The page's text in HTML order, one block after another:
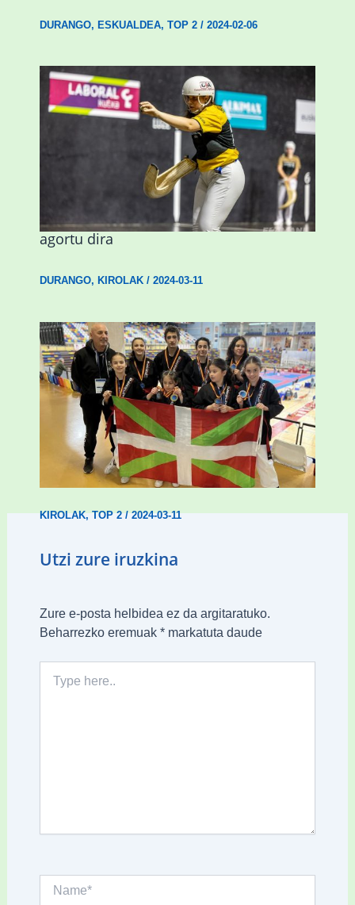
DURANGO, ESKUALDEA, TOP 2/ 2024-02-06
Astelehenean Durangon jokatuko den
emakumezkoen zesta finaleko sarrerak
agortu dira
DURANGO, KIROLAK/ 2024-03-11
Wadokan garaile Espainiako txapelketan
14 dominarekin
KIROLAK,TOP 2/2024-03-11
Utzi zure iruzkina
Zure e-posta helbidea ez da argitaratuko.
Beharrezko eremuak *markatuta daude
here..